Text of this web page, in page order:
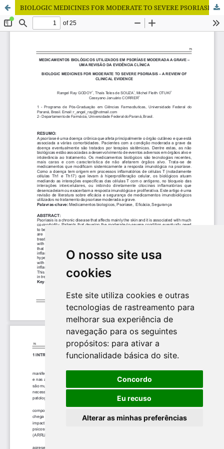
O nosso site usa
cookies
Este site utiliza cookies e outras
tecnologias de rastreamento para
melhorar sua experiência de
navegação para os seguintes
propósitos: para ativar a
funcionalidade básica do site.
Concordo
Eu recuso
Alterar as minhas preferências
BIOLOGIC MEDICINES FOR MODERATE TO SEVERE PSORIASIS – A REVIEW OF CLINICAL EVIDENCE